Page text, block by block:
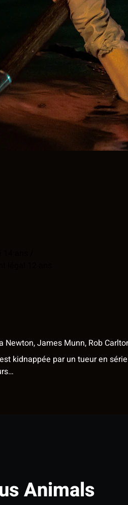
James Munn, Rob
kidnappée par un tueur en
Animals